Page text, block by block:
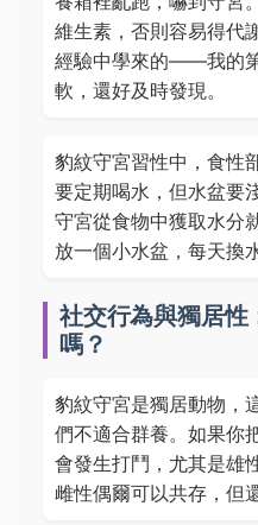
維生素，否則容易得代
經驗中學來的——我的
軟，還好及時發現。
豹紋守宮習性中，食性
要定期喝水，但水盆要
守宮從食物中獲取水分
放一個小水盆，每天換水
社交行為與獨居性
嗎？
豹紋守宮是獨居動物，
們不適合群養。如果你
會發生打鬥，尤其是雄
雌性偶爾可以共存，但